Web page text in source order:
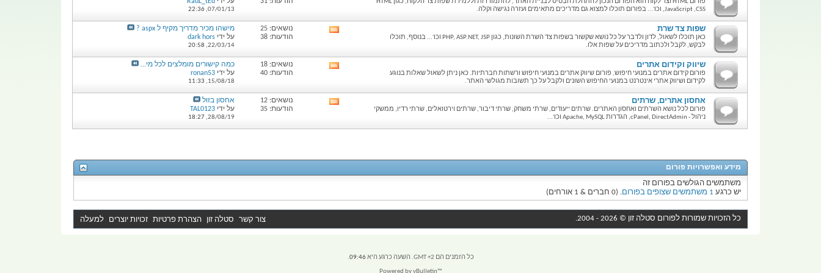
פורום HTML וצד לקוח הוא הפורום הנכון להתחלת הבסיס לבניית האתר, להתמודדות וללמידת שפות צד הלקוח, כגון HTML
,JavaScript ,CSS וכו'... בפורום תוכלו למצוא גם מדריכים מתאימים ועזרה נגישה וקלה.
RSS
07/01/13,
22:36
שפות צד שרת
כאן תוכלו לשאול, לדון ולדבר על כל נושא שקשור בשפות צד השרת השונות, כגון PHP, ASP.NET, JSP וכו'... בנוסף, תוכלו
לבקש, לקבל ולכתוב מדריכים על שפות אלו.
RSS
נושאים: 25
הודעות: 38
מישהו מכיר מדריך מקיף ל aspx ?
על ידי dark hors
22/03/14,
20:58
שיווק וקידום אתרים
פורום קידום אתרים במנועי חיפוש, פורום שיווק אתרים במנועי חיפוש ורשתות חברתיות. כאן ניתן לשאול שאלות בנוגע
לקידום ושיווק אתרי אינטרנט במנועי החיפוש השונים ולקבל על כך תשובות מגולשי האתר.
RSS
נושאים: 18
הודעות: 40
כמה קישורים מומלצים לכל מי...
על ידי ronan53
15/08/18,
11:33
אחסון אתרים, שרתים
פורום לכל נושא השרתים ואחסון האתרים. שרתים ייעודים, שרתי משחק, שרתי דיבור, שרתים וירטואלים, שרתי רדיו, ממשקי
ניהול - cPanel, DirectAdmin, הגדרות Apache, MySQL וכו'...
RSS
נושאים: 12
הודעות: 35
אחסון בזול
על ידי TAL0123
28/08/19,
18:27
מידע ואפשרויות פורום
משתמשים הגולשים בפורום זה
יש כרגע 1 משתמשים שצופים בפורום . (0 חברים & 1 אורחים)
כל הזכויות שמורות לפורום סטלה זון © 2026 - 2004. צור קשר סטלה זון הצהרת פרטיות זכויות יוצרים למעלה
כל הזמנים הם GMT +2. השעה כרגע היא 09:46
.
Powered by vBulletin™